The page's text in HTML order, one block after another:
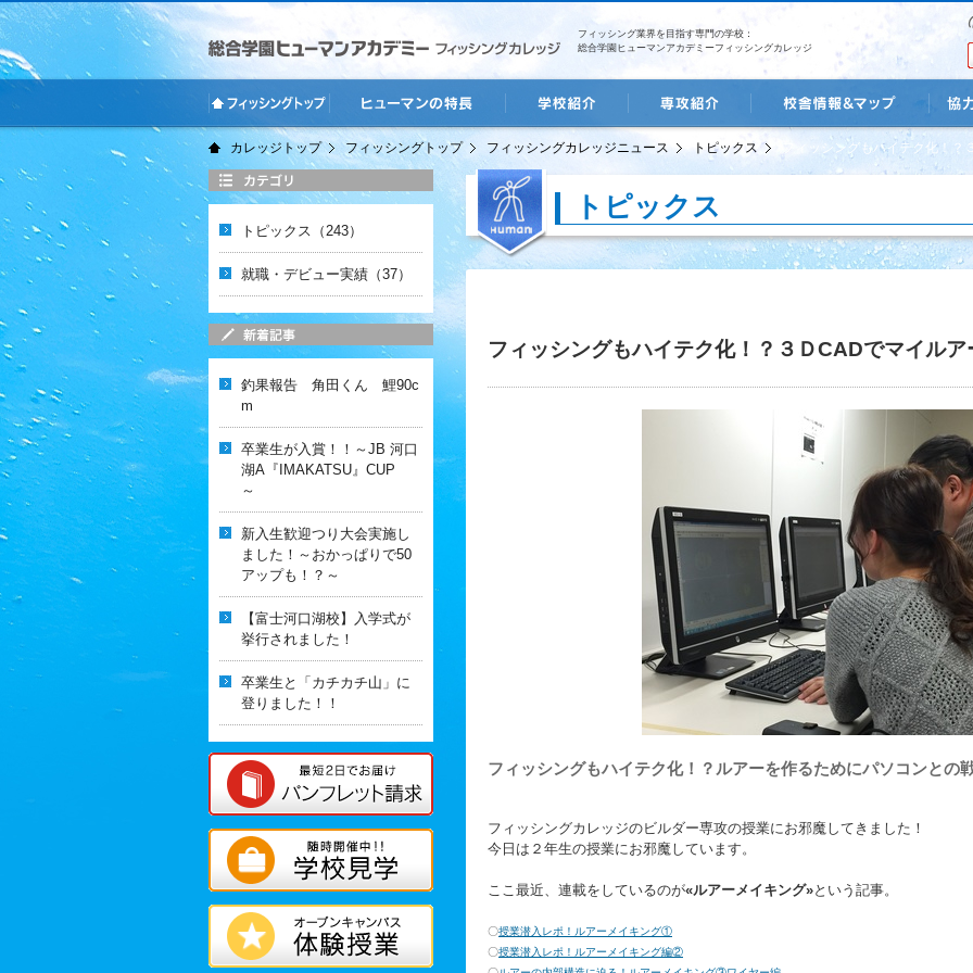
フィッシング業界を目指す専門の学校：
総合学園ヒューマンアカデミーフィッシングカレッジ
フィッシングトッ ヒューマンの特長 学校紹介 専攻紹介 校舎情報&マップ 協力
カレッジトップ フィッシングトップ フィッシングカレッジニュース トピックス フィッシングもハイテク化！
トピックス
フィッシングもハイテク化！？３ＤCADでマイルア
フィッシングもハイテク化！？ルアーを作るためにパソコンとの
フィッシングカレッジのビルダー専攻の授業にお邪魔してきました！
今日は２年生の授業にお邪魔しています。
ここ最近、連載をしているのが«ルアーメイキング»という記事。
〇授業潜入レポ！ルアーメイキング①
〇授業潜入レポ！ルアーメイキング編②
トピックス（243）
就職・デビュー実績（37）
釣果報告 角田くん 鯉90c
m
卒業生が入賞！！～JB 河口
湖A『IMAKATSU』CUP
～
新入生歓迎つり大会実施し
ました！～おかっぱりで50
アップも！？～
【富士河口湖校】入学式が
挙行されました！
卒業生と「カチカチ山」に
登りました！！